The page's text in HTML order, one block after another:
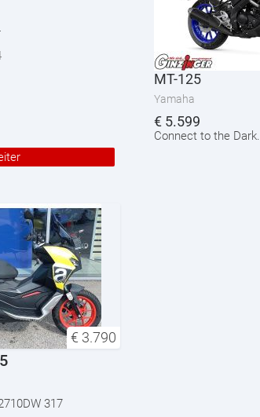
€ 3.790
317
MT-125
Yamaha
€ 5.599
Connect to the Dark.